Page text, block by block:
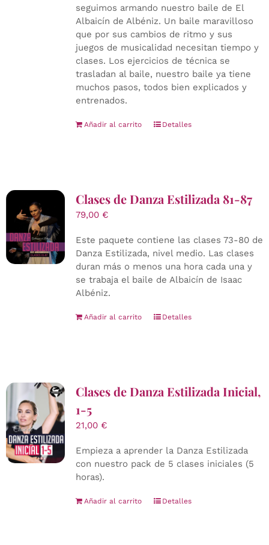
seguimos armando nuestro baile de El
Albaicín de Albéniz. Un baile maravilloso
que por sus cambios de ritmo y sus
juegos de musicalidad necesitan tiempo y
clases. Los ejercicios de técnica se
trasladan al baile, nuestro baile ya tiene
muchos pasos, todos bien explicados y
entrenados.
Añadir al carrito Detalles
Clases de Danza Estilizada 81-87
79,00 €
Este paquete contiene las clases 73-80 de
Danza Estilizada, nivel medio. Las clases
duran más o menos una hora cada una y
se trabaja el baile de Albaicín de Isaac
Albéniz.
Añadir al carrito Detalles
Clases de Danza Estilizada Inicial,
1-5
21,00 €
Empieza a aprender la Danza Estilizada
con nuestro pack de 5 clases iniciales (5
horas).
Añadir al carrito Detalles